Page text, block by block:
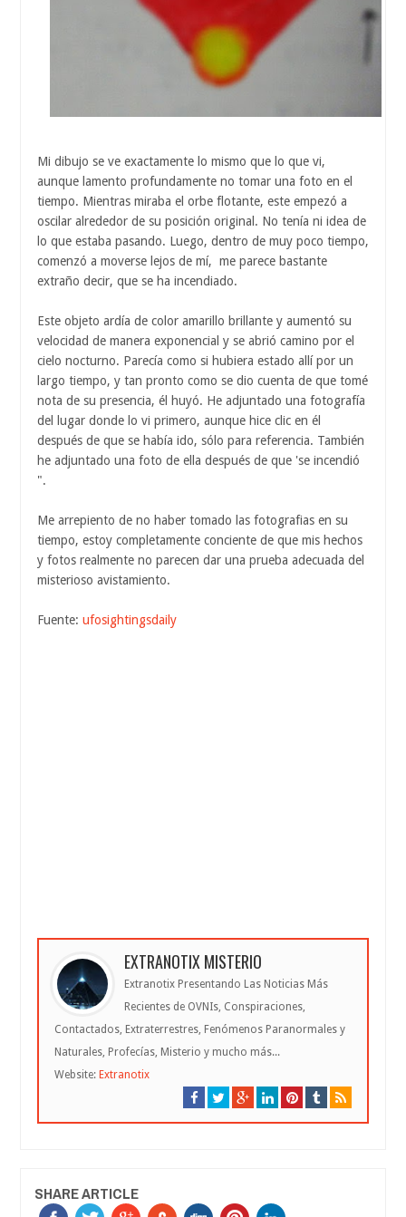
Mi dibujo se ve exactamente lo mismo que lo que vi,
aunque lamento profundamente no tomar una foto en el
tiempo. Mientras miraba el orbe flotante, este empezó a
oscilar alrededor de su posición original. No tenía ni idea de
lo que estaba pasando. Luego, dentro de muy poco tiempo,
comenzó a moverse lejos de mí, me parece bastante
extraño decir, que se ha incendiado.
Este objeto ardía de color amarillo brillante y aumentó su
velocidad de manera exponencial y se abrió camino por el
cielo nocturno. Parecía como si hubiera estado allí por un
largo tiempo, y tan pronto como se dio cuenta de que tomé
nota de su presencia, él huyó. He adjuntado una fotografía
del lugar donde lo vi primero, aunque hice clic en él
después de que se había ido, sólo para referencia. También
he adjuntado una foto de ella después de que 'se incendió
".
Me arrepiento de no haber tomado las fotografias en su
tiempo, estoy completamente conciente de que mis hechos
y fotos realmente no parecen dar una prueba adecuada del
misterioso avistamiento.
Fuente: ufosightingsdaily
EXTRANOTIX MISTERIO
Extranotix Presentando Las Noticias Más
Recientes de OVNIs, Conspiraciones,
Contactados, Extraterrestres, Fenómenos Paranormales y
Naturales, Profecías, Misterio y mucho más...
Website: Extranotix
SHARE ARTICLE